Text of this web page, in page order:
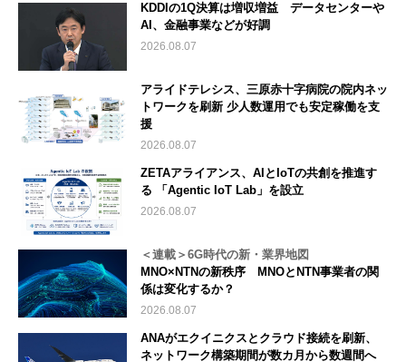
KDDIの1Q決算は増収増益 データセンターや
AI、金融事業などが好調
2026.08.07
アライドテレシス、三原赤十字病院の院内ネッ
トワークを刷新 少人数運用でも安定稼働を支
援
2026.08.07
ZETAアライアンス、AIとIoTの共創を推進す
る 「Agentic IoT Lab」を設立
2026.08.07
＜連載＞6G時代の新・業界地図
MNO×NTNの新秩序 MNOとNTN事業者の関
係は変化するか？
2026.08.07
ANAがエクイニクスとクラウド接続を刷新、
ネットワーク構築期間が数カ月から数週間へ